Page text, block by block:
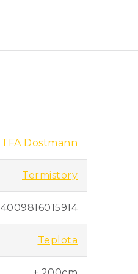
TFA Dostmann
Termistory
4009816015914
Teplota